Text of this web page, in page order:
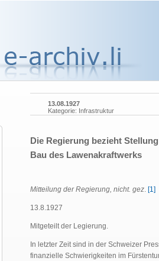
13.08.1927
Kategorie: Infrastruktur
Die Regierung bezieht
Bau des Lawenakraftwerks
Mitteilung der Regierung, nicht. gez. [1]
13.8.1927
Mitgeteilt der Legierung.
In letzter Zeit sind in der Schweizer
finanzielle Schwierigkeiten im